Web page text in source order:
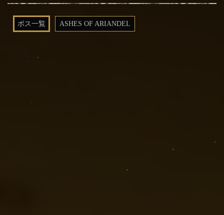
ボス一覧 ASHES OF ARIANDEL